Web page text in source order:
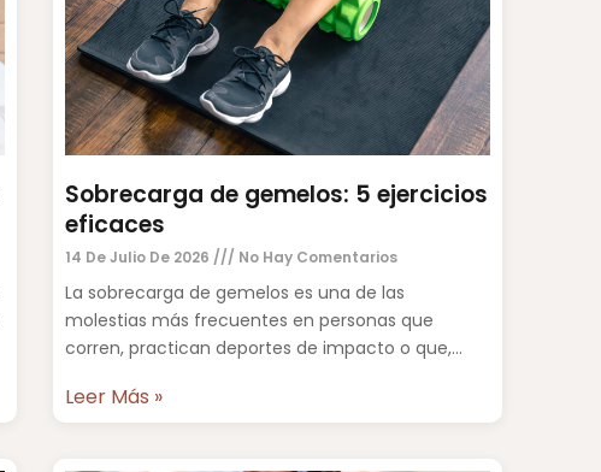
Sobrecarga de gemelos: 5 ejercicios
eficaces
14 De Julio De 2026 No Hay Comentarios
La sobrecarga de gemelos es una de las
molestias más frecuentes en personas que
corren, practican deportes de impacto o que,
Leer Más »